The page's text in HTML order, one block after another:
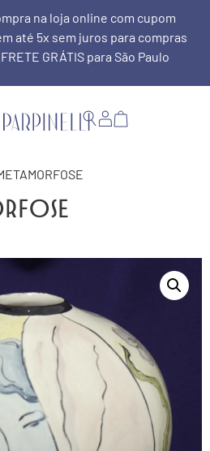
na loja online com cupom
até 5x sem juros para compras
GRÁTIS para São Paulo